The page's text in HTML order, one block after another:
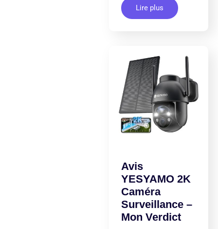
Lire plus
Avis
YESYAMO 2K
Caméra
Surveillance –
Mon Verdict